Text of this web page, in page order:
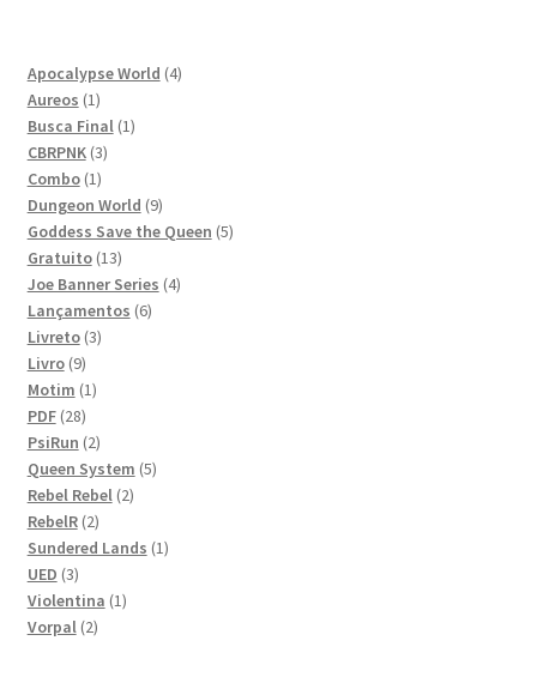
Apocalypse World 44
Aureos 11
produto
Busca Final 11
CBRPNK 33
Combo 11
produto
Dungeon World 99
produtos
Goddess Save the Queen 55
Gratuito 1313
produtos
Joe Banner Series 44
Lançamentos 66
Livreto 33
Livro 99
produtos
Motim 11
PDF 2828
produtos
PsiRun 22
produtos
Queen System 55
Rebel Rebel 22
RebelR 22
produtos
Sundered Lands 11
UED 33
produtos
Violentina 11
Vorpal 22